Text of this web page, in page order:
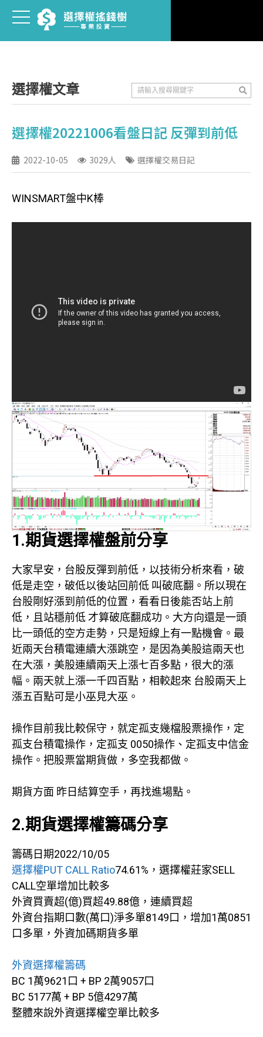
選擇權文章
選擇權20221006看盤日記 反彈到前低
2022-10-05 3029人 選擇權交易日記
WINSMART盤中K棒
1.期貨選擇權盤前分享
大家早安，台股反彈到前低，以技術分析來看，破
低是走空，破低以後站回前低 叫破底翻。所以現在
台股剛好漲到前低的位置，看看日後能否站上前
低，且站穩前低 才算破底翻成功。大方向還是一頭
比一頭低的空方走勢，只是短線上有一點機會。最
近兩天台積電連續大漲跳空，是因為美股這兩天也
在大漲，美股連續兩天上漲七百多點，很大的漲
幅。兩天就上漲一千四百點，相較起來 台股兩天上
漲五百點可是小巫見大巫。
操作目前我比較保守，就定孤支幾檔股票操作，定
孤支台積電操作，定孤支 0050操作、定孤支中信金
操作。把股票當期貨做，多空我都做。
期貨方面 昨日結算空手，再找進場點。
2.期貨選擇權籌碼分享
籌碼日期2022/10/05
選擇權PUT CALL Ratio74.61%，選擇權莊家SELL
CALL空單增加比較多
外資買賣超(億)買超49.88億，連續買超
外資台指期口數(萬口)淨多單8149口，增加1萬0851
口多單，外資加碼期貨多單
外資選擇權籌碼
BC 1萬9621口 + BP 2萬9057口
BC 5177萬 + BP 5億4297萬
整體來說外資選擇權空單比較多